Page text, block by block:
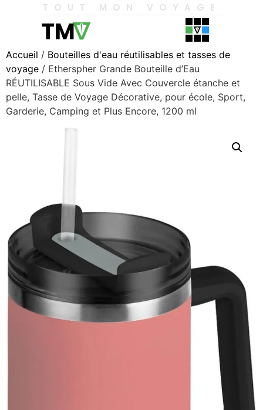
TOUT MON VOYAGE
Accueil / Bouteilles d'eau réutilisables et tasses de
voyage / Etherspher Grande Bouteille d’Eau
RÉUTILISABLE Sous Vide Avec Couvercle étanche et
pelle, Tasse de Voyage Décorative, pour école, Sport,
Garderie, Camping et Plus Encore, 1200 ml